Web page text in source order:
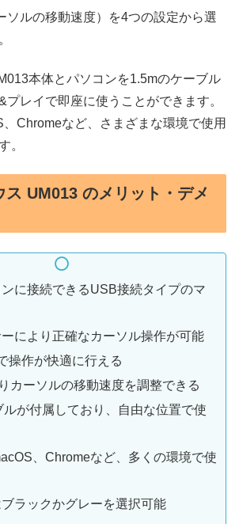
ソルの移動速度）を4つの設定から選
本体とパソコンを1.5mのケーブル
プレイで即座に使うことができます。
Chromeなど、さまざまな環境で使用
。
UM013 のメリット・デメ
に接続できるUSB接続タイプのマ
により正確なカーソル操作が可能
操作が快適に行える
カーソルの移動速度を調整できる
ルが付属しており、自由な位置で使
、Chromeなど、多くの環境で使
ラックかグレーを選択可能